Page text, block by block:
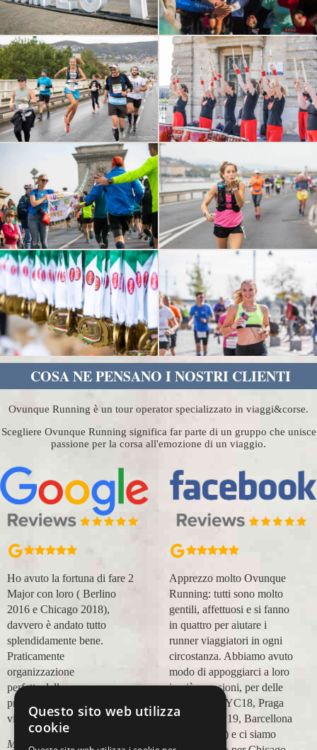
COSA NE PENSANO I NOSTRI CLIENTI
Ovunque Running è un tour operator specializzato in viaggi&corse.
Scegliere Ovunque Running significa far parte di un gruppo che unisce
passione per la corsa all'emozione di un viaggio.
Ho avuto la fortuna di fare 2
Major con loro ( Berlino
2016 e Chicago 2018),
davvero è andato tutto
splendidamente bene.
Praticamente
organizzazione
perfetta,dalla
prenotazione,mesi prima,al
viaggio.
Marco Ceseri
Apprezzo molto Ovunque
Running: tutti sono molto
gentili, affettuosi e si fanno
in quattro per aiutare i
runner viaggiatori in ogni
circostanza. Abbiamo avuto
modo di appoggiarci a loro
in più occasioni, per delle
maratone (NYC18, Praga
19, Valencia 19, Barcellona
21, NYC 22) e ci siamo
Questo sito web utilizza
cookie